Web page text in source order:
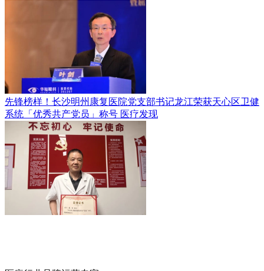
先锋榜样！长沙明州康复医院党支部书记龙江荣获天心区卫健
系统「优秀共产党员」称号 医疗发现